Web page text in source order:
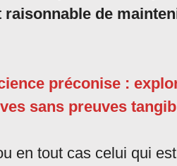
de
préconise :
sans preuves
en tout cas celui qui